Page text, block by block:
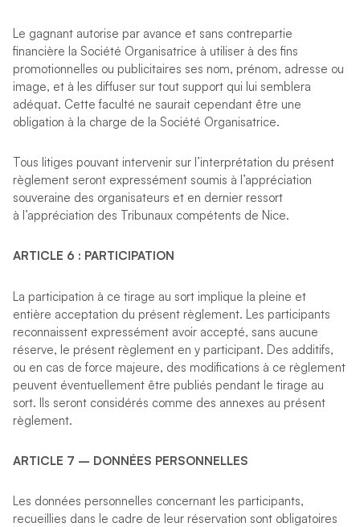
Le gagnant autorise par avance et sans contrepartie
financière la Société Organisatrice à utiliser à des fins
promotionnelles ou publicitaires ses nom, prénom, adresse ou
image, et à les diffuser sur tout support qui lui semblera
adéquat. Cette faculté ne saurait cependant être une
obligation à la charge de la Société Organisatrice.
Tous litiges pouvant intervenir sur l’interprétation du présent
règlement seront expressément soumis à l’appréciation
souveraine des organisateurs et en dernier ressort
à l’appréciation des Tribunaux compétents de Nice.
ARTICLE 6 : PARTICIPATION
La participation à ce tirage au sort implique la pleine et
entière acceptation du présent règlement. Les participants
reconnaissent expressément avoir accepté, sans aucune
réserve, le présent règlement en y participant. Des additifs,
ou en cas de force majeure, des modifications à ce règlement
peuvent éventuellement être publiés pendant le tirage au
sort. Ils seront considérés comme des annexes au présent
règlement.
ARTICLE 7 – DONNÉES PERSONNELLES
Les données personnelles concernant les participants,
recueillies dans le cadre de leur réservation sont obligatoires